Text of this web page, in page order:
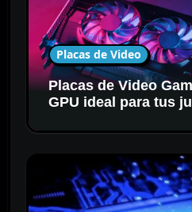
Placas de Video
Placas de Video
GPU ideal para tus